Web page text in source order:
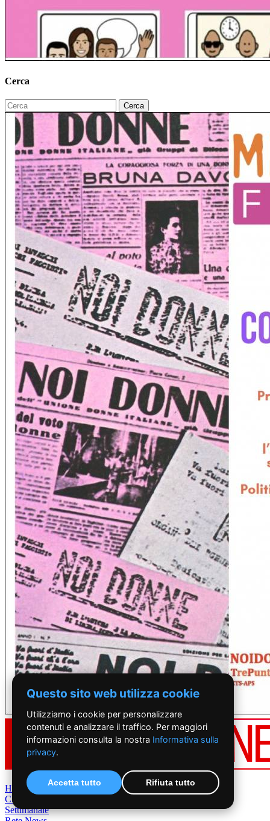
Cerca
Home
Chi Siamo
Settimanale
Questo sito web utilizza cookie
Utilizziamo i cookie per personalizzare
contenuti e analizzare il traffico. Per maggiori
informazioni consulta la nostra Informativa sulla
privacy.
Accetta tutto Rifiuta tutto